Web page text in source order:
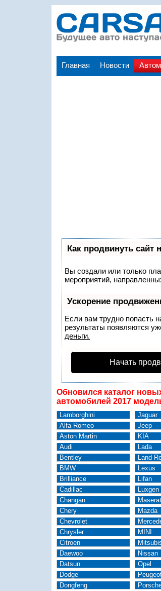
Главная Новости
Как продвинуть сайт
Вы создали или только
мероприятий,
Ускорение
Если вам трудно попасть
результаты появляются
деньги.
Начать
Обновился каталог
автомобилей 2017
Lamborghini
Alfa Romeo
Aston Martin
Audi
Bentley
BMW
Brilliance
Cadillac
Changan
Chery
Chevrolet
Chrysler
Citroen
Daewoo
Datsun
Dodge
Dongfeng
Jaguar
Jeep
KIA
Lada
Land
Lexus
Lifan
Luxgen
Mazda
MINI
Nissan
Opel